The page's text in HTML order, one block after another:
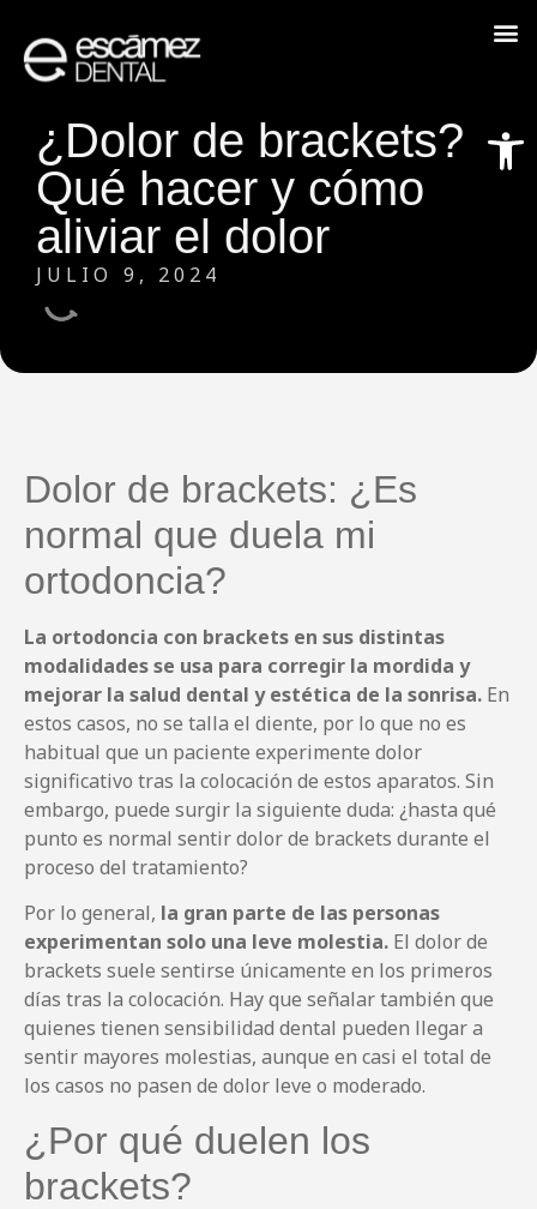
¿Dolor de brackets?
Qué hacer y cómo
aliviar el dolor
JULIO 9, 2024
Dolor de brackets: ¿Es
normal que duela mi
ortodoncia?
La ortodoncia con brackets en sus distintas
modalidades se usa para corregir la mordida y
mejorar la salud dental y estética de la sonrisa. En
estos casos, no se talla el diente, por lo que no es
habitual que un paciente experimente dolor
significativo tras la colocación de estos aparatos. Sin
embargo, puede surgir la siguiente duda: ¿hasta qué
punto es normal sentir dolor de brackets durante el
proceso del tratamiento?
Por lo general, la gran parte de las personas
experimentan solo una leve molestia. El dolor de
brackets suele sentirse únicamente en los primeros
días tras la colocación. Hay que señalar también que
quienes tienen sensibilidad dental pueden llegar a
sentir mayores molestias, aunque en casi el total de
los casos no pasen de dolor leve o moderado.
¿Por qué duelen los
brackets?